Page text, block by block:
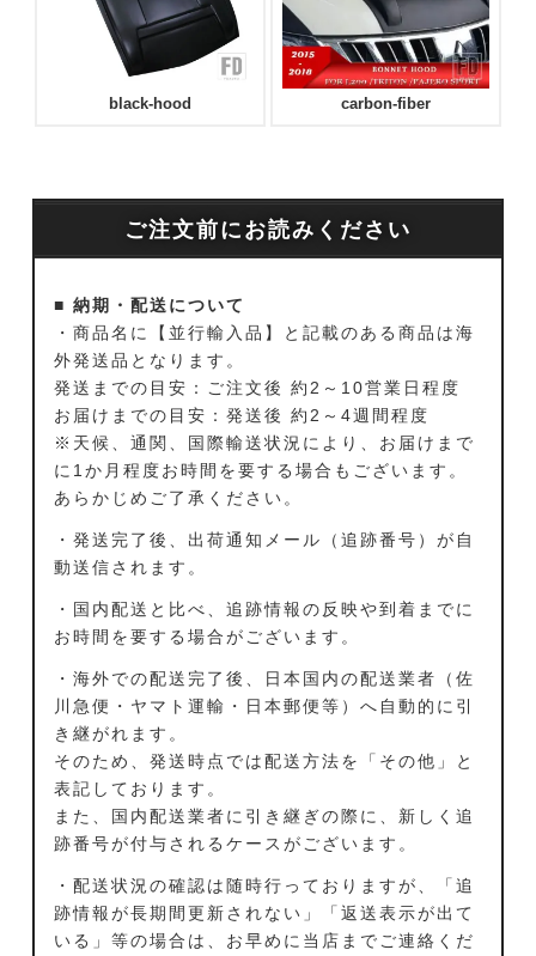
black-hood carbon-fiber
ご注文前にお読みください
■ 納期・配送について
・商品名に【並行輸入品】と記載のある商品は海
外発送品となります。
発送までの目安：ご注文後 約2～10営業日程度
お届けまでの目安：発送後 約2～4週間程度
※天候、通関、国際輸送状況により、お届けまで
に1か月程度お時間を要する場合もございます。
あらかじめご了承ください。
・発送完了後、出荷通知メール（追跡番号）が自
動送信されます。
・国内配送と比べ、追跡情報の反映や到着までに
お時間を要する場合がございます。
・海外での配送完了後、日本国内の配送業者（佐
川急便・ヤマト運輸・日本郵便等）へ自動的に引
き継がれます。
そのため、発送時点では配送方法を「その他」と
表記しております。
また、国内配送業者に引き継ぎの際に、新しく追
跡番号が付与されるケースがございます。
・配送状況の確認は随時行っておりますが、「追
跡情報が長期間更新されない」「返送表示が出て
いる」等の場合は、お早めに当店までご連絡くだ